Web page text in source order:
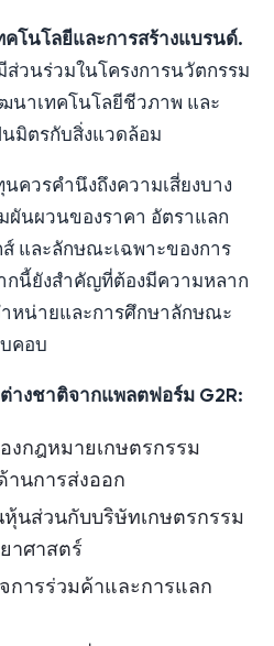
โนโลยีและการสร้างแบรนด์.
วนร่วมในโครงการนวัตกรรม
าเทคโนโลยีชีวภาพ และ
มิตรกับสิ่งแวดล้อม
ควรคำนึงถึงความเสี่ยงบาง
ผันผวนของราคา อัตราแลก
และลักษณะเฉพาะของการ
กนี้ยังสำคัญที่ต้องมีความหลาก
หน่ายและการศึกษาลักษณะ
คอบ
งชาติจากแพลตฟอร์ม G2R:
งกฎหมายเกษตรกรรม
านการส่งออก
นส่วนกับบริษัทเกษตรกรรม
าศาสตร์
การร่วมค้าและการแลก